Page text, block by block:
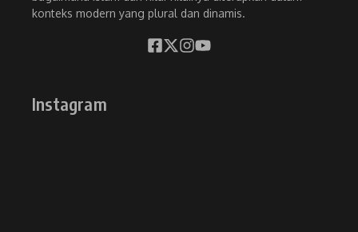
konteks modern yang plural dan dinamis.
Instagram